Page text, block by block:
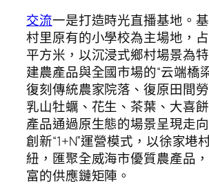
交流一是打造時光直播基地。
村里原有的小學校為主場地，
平方米，以沉浸式鄉村場景為
建農產品與全國市場的“云端橋
復刻傳統農家院落、復原田間
乳山牡蠣、花生、茶葉、大喜
產品通過原生態的場景呈現走
創新“1+N”運營模式，以徐家塂
紐，匯聚全威海市優質農產品
富的供應鏈矩陣。